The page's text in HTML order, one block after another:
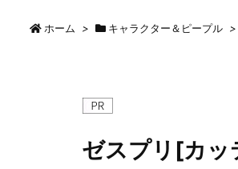
ホーム > キャラクター＆ピープル >
ゼスプリ[カ